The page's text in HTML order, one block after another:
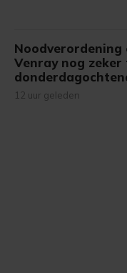
Noodverordening
Venray nog
12 uur geleden